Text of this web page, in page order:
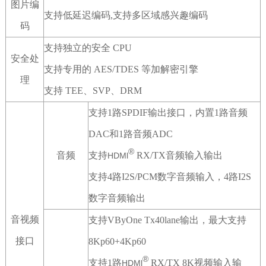
图片编
码
支持低延迟编码,支持多区域感兴趣编码
安全处
理
支持独立的安全 CPU
支持专用的 AES/TDES 等加解密引擎
支持 TEE SVP DRM
音视频
接口
音频
支持1 路SPDIF输出接口，内置1 路音频
DAC和1 路音频ADC
支持HDMl® RX/TX音频输入输出
支持4路I2S/PCM数字音频输入， 4路I2S
数字音频输出
支持VByOne Tx40lane输出，最大支持
8Kp60+4Kp60
支持1路HDMl® RX/TX 8K视频输入输